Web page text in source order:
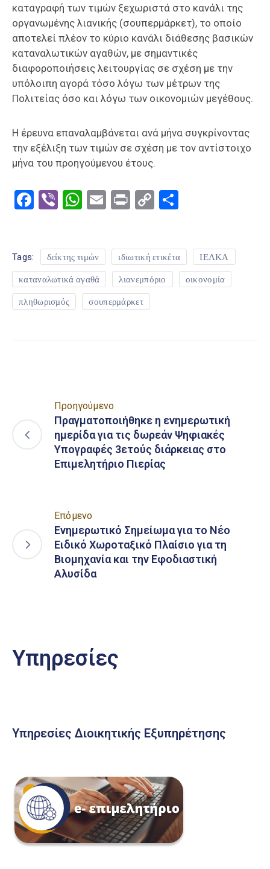
καταγραφή των τιμών ξεχωριστά στο κανάλι της
οργανωμένης λιανικής (σουπερμάρκετ), το οποίο
αποτελεί πλέον το κύριο κανάλι διάθεσης βασικών
καταναλωτικών αγαθών, με σημαντικές
διαφοροποιήσεις λειτουργίας σε σχέση με την
υπόλοιπη αγορά τόσο λόγω των μέτρων της
Πολιτείας όσο και λόγω των οικονομιών μεγέθους.
Η έρευνα επαναλαμβάνεται ανά μήνα συγκρίνοντας
την εξέλιξη των τιμών σε σχέση με τον αντίστοιχο
μήνα του προηγούμενου έτους.
Facebook
ViberWhatsApp
EmailPrintCopy
Tags: δείκτης τιμών ιδιωτική ετικέτα ΙΕΛΚΑ
καταναλωτικά αγαθά λιανεμπόριο οικονομία
πληθωρισμός σουπερμάρκετ
Προηγούμενο
Πραγματοποιήθηκε η ενημερωτική
ημερίδα για τις δωρεάν Ψηφιακές
Υπογραφές 3ετούς διάρκειας στο
Επιμελητήριο Πιερίας
Επόμενο
Ενημερωτικό Σημείωμα για το Νέο
Ειδικό Χωροταξικό Πλαίσιο για τη
Βιομηχανία και την Εφοδιαστική
Αλυσίδα
Υπηρεσίες
Υπηρεσίες Διοικητικής Εξυπηρέτησης